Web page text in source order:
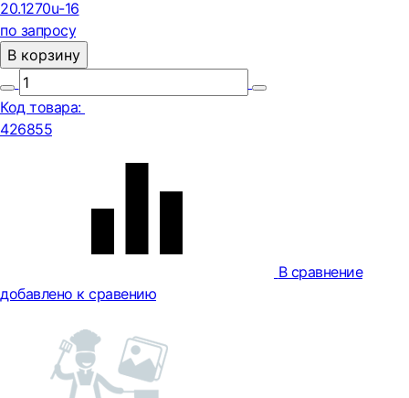
20.1270u-16
по запросу
В корзину
Код товара:
426855
В сравнение
добавлено к сравению